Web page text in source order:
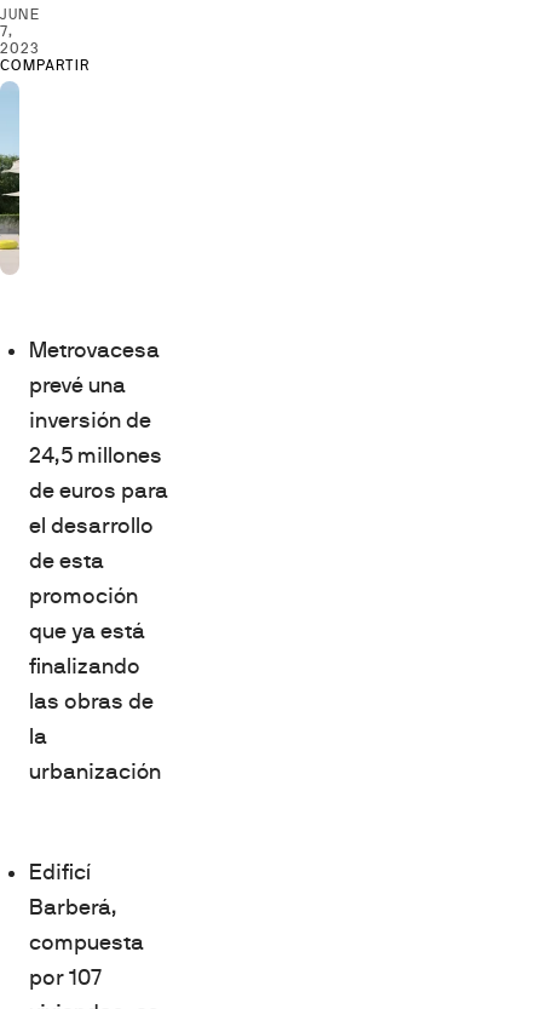
JUNE
7,
2023
COMPARTIR
Metrovacesa
prevé una
inversión de
24,5 millones
de euros para
el desarrollo
de esta
promoción
que ya está
finalizando
las obras de
la
urbanización
Edificí
Barberá,
compuesta
por 107